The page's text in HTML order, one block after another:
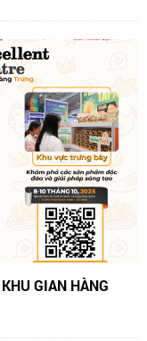
GIAN HÀNG